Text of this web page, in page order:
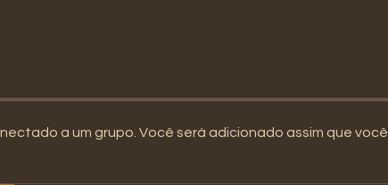
a um grupo. Você será adicionado assim que você